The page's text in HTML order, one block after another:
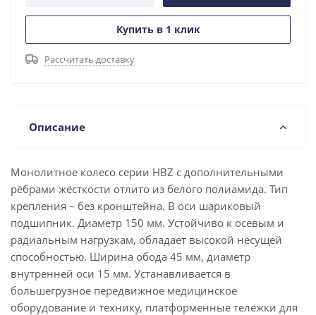
Купить в 1 клик
Рассчитать доставку
Описание
Монолитное колесо серии HBZ с дополнительными
рёбрами жёсткости отлито из белого полиамида. Тип
крепления – без кронштейна. В оси шариковый
подшипник. Диаметр 150 мм. Устойчиво к осевым и
радиальным нагрузкам, обладает высокой несущей
способностью. Ширина обода 45 мм, диаметр
внутренней оси 15 мм. Устанавливается в
большегрузное передвижное медицинское
оборудование и технику, платформенные тележки для